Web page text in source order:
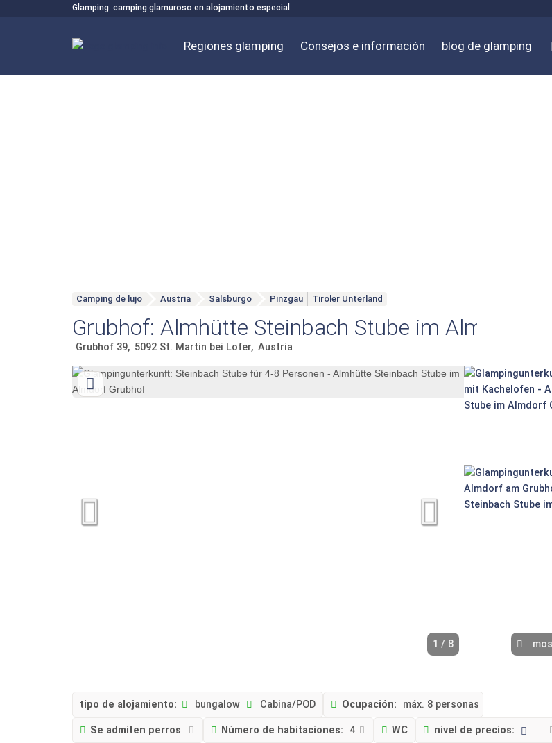
Glamping: camping glamuroso en alojamiento especial
Regiones glamping Consejos e información blog de glamping
Camping de lujo Austria Salsburgo Pinzgau Tiroler Unterland
Grubhof: Almhütte Steinbach Stube im Almdorf
Grubhof 39 5092 St. Martin bei Lofer Austria
1 / 8
tipo de alojamiento: bungalow Cabina/POD Ocupación: máx. 8 personas
Se admiten perros Número de habitaciones: 4 WC nivel de precios: